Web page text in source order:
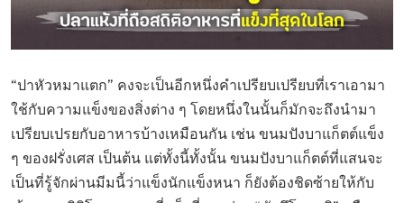
“ปาหัวหมาแตก” คงจะเป็นอีกหนึ่งคำเปรียบเปรียบที่เราเอามา
ใช้กับความแข็งของสิ่งต่าง ๆ โดยหนึ่งในนั้นก็มักจะถึงนำมา
เปรียบเปรยกับอาหารบ้างเหมือนกัน เช่น ขนมปังบาแก็ตต์แข็ง
ๆ ของฝรั่งเศส เป็นต้น แต่ทั้งนี้ทั้งนั้น ขนมปังบาแก็ตต์ที่แสนจะ
เป็นที่รู้จักผ่านมีมนี้ว่าแข็งนักแข็งหนา ก็ยังต้องชิดซ้ายให้กับ